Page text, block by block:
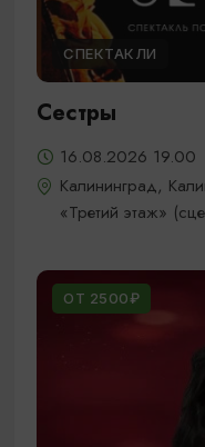
СПЕКТАКЛИ
Сестры
16.08.2026 19.00
Калининград,
«Третий этаж»
ОТ 2500₽